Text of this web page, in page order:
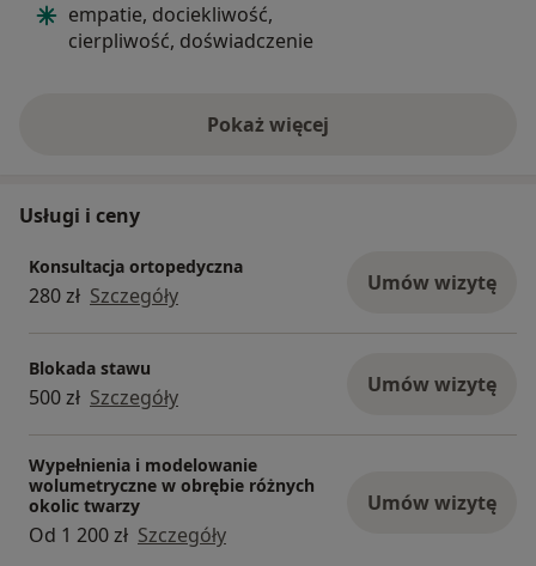
empatie, dociekliwość,
cierpliwość, doświadczenie
Pokaż więcejo doświadczeniu
Usługi i ceny
Konsultacja ortopedyczna
280 zł Szczegóły Umów wizytę
Blokada stawu
500 zł Szczegóły Umów wizytę
Wypełnienia i modelowanie
wolumetryczne w obrębie różnych
okolic twarzy
Od 1 200 zł Szczegóły
Umów wizytę